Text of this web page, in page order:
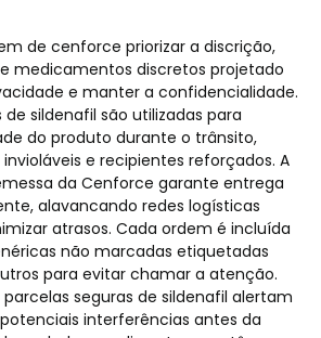
de cenforce priorizar a discrição,
medicamentos discretos projetado
e manter a confidencialidade.
de sildenafil são utilizadas para
do produto durante o trânsito,
e recipientes reforçados. A
da Cenforce garante entrega
alavancando redes logísticas
atrasos. Cada ordem é incluída
não marcadas etiquetadas
para evitar chamar a atenção.
seguras de sildenafil alertam
interferências antes da